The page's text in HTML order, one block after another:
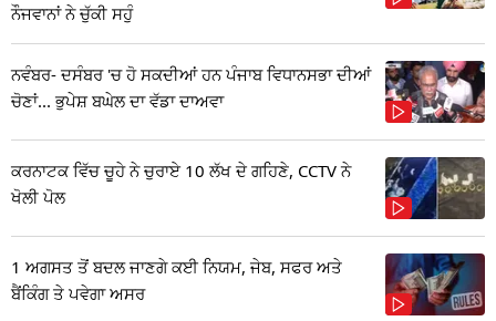
ਨੌਜਵਾਨਾਂ ਨੇ ਚੁੱਕੀ ਸਹੁੰ
ਨਵੰਬਰ- ਦਸੰਬਰ 'ਚ ਹੋ ਸਕਦੀਆਂ ਹਨ ਪੰਜਾਬ ਵਿਧਾਨਸਭਾ ਦੀਆਂ
ਚੋਣਾਂ... ਭੁਪੇਸ਼ ਬਘੇਲ ਦਾ ਵੱਡਾ ਦਾਅਵਾ
ਕਰਨਾਟਕ ਵਿੱਚ ਚੂਹੇ ਨੇ ਚੁਰਾਏ 10 ਲੱਖ ਦੇ ਗਹਿਣੇ, CCTV ਨੇ
ਖੋਲੀ ਪੋਲ
1 ਅਗਸਤ ਤੋਂ ਬਦਲ ਜਾਣਗੇ ਕਈ ਨਿਯਮ, ਜੇਬ, ਸਫਰ ਅਤੇ
ਬੈਂਕਿੰਗ ਤੇ ਪਵੇਗਾ ਅਸਰ